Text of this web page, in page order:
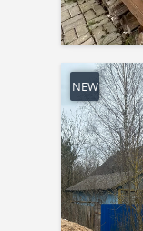
NEW